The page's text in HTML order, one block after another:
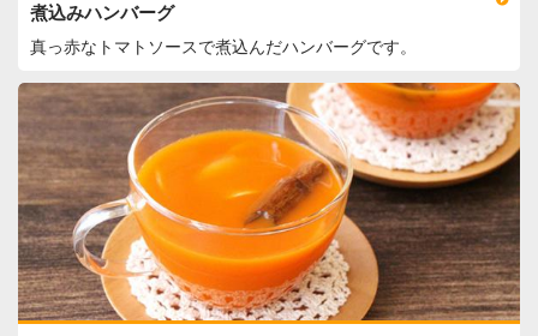
煮込みハンバーグ
真っ赤なトマトソースで煮込んだハンバーグです。